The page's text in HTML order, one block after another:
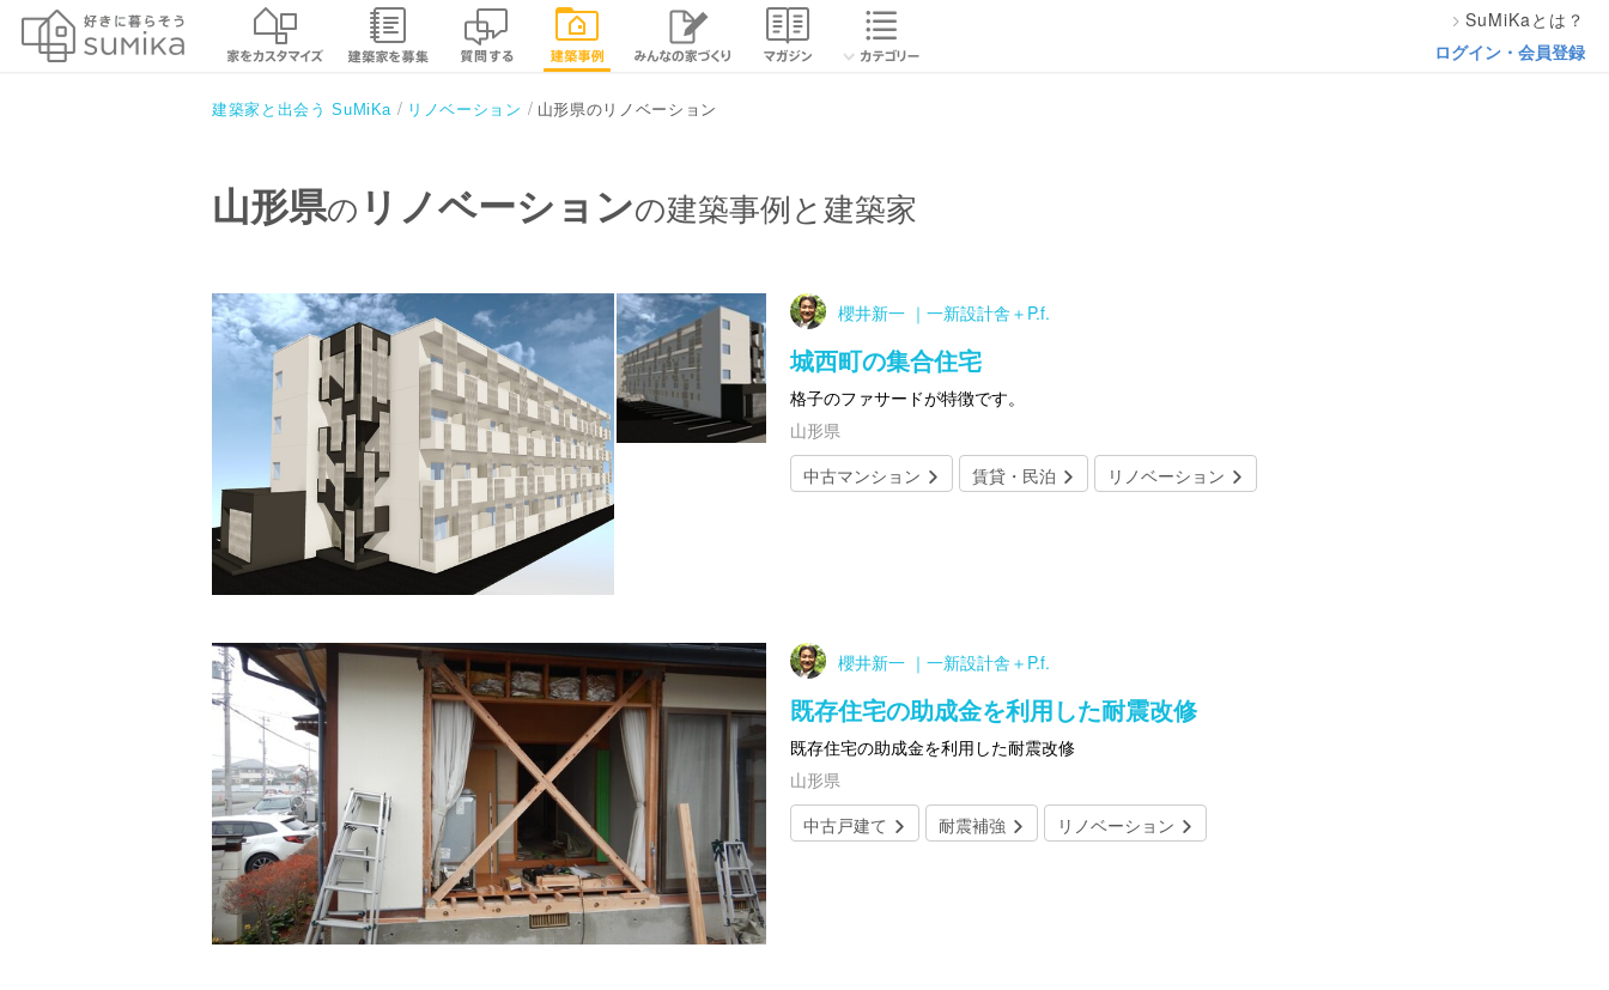
SuMiKaとは？
ログイン・会員登録
建築家と出会う SuMiKa リノベーション 山形県のリノベーション
山形県の リノベーションの建築事例と建築家
櫻井新一 ｜一新設計舎＋P.f.
城西町の集合住宅
格子のファサードが特徴です。
山形県
中古マンション
賃貸・民泊 リノベーション
櫻井新一 ｜一新設計舎＋P.f.
既存住宅の助成金を利用した耐震改修
既存住宅の助成金を利用した耐震改修
山形県
中古戸建て
耐震補強 リノベーション